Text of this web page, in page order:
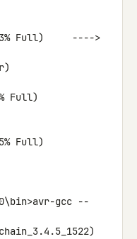
Full)     ---->
Full)
Full)
gcc --